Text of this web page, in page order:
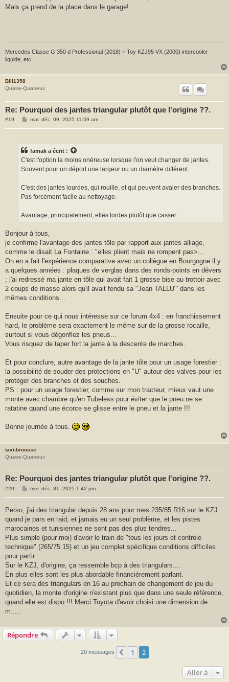
g
Mais ça prend de la place dans le garage!
Mercedes Classe G 350 d Professional (2018) + Toy KZJ95 VX (2000) intercooler
liquide, etc
Bill1358
Quatre-Quatreux
Re: Pourquoi des jantes triangular plutôt que l'origine ??.
#19
M
g
mar. déc. 09, 2025 11:59 am
famak a écrit :
C'est l'option la moins onéreuse lorsque l'on veut changer de jantes.
Souvent pour un déport une largeur ou un diamètre différent.
C'est des jantes lourdes, qui rouille, et qui peuvent avaler des branches.
Pas forcément facile au nettoyage.
Avantage, principalement, elles tordes plutôt que casser.
Bonjour à tous,
je confirme l'avantage des jantes tôle par rapport aux jantes alliage,
comme le disait La Fontaine : "elles plient mais ne rompent pas>...
On en a fait l'expérience comparative avec un collègue en Bourgogne il y
a quelques années : plaques de verglas dans des ronds-points en dévers
; j'ai redressé ma jante en tôle qui avait fait 1 grosse bise au trottoir avec
2 coups de masse alors qu'il avait fendu sa "Jean TALLU"' dans les
mêmes conditions...
Ensuite pour ce qui nous intéresse sur ce forum 4x4 : en franchissement
hard, le problème sera exactement le même sur de la grosse rocaille,
surtout si vous dégonflez les pneus...
Vous risquez de taper fort la jante à la descente de marches.
Et pour conclure, autre avantage de la jante tôle pour un usage forestier :
la possibilité de souder des protections en "U" autour des valves pour les
protéger des branches et des souches.
PS : pour un usage forestier, comme sur mon tracteur, mieux vaut une
monte avec chambre qu'en Tubeless pour éviter que le pneu ne se
ratatine quand une écorce se glisse entre le pneu et la jante !!!
Bonne journée à tous.
taxi-brousse
Quatre-Quatreux
Re: Pourquoi des jantes triangular plutôt que l'origine ??.
#20
M
s
a
g
e
mer. déc. 31, 2025 1:42 pm
Perso, j'ai des triangular depuis 28 ans pour mes 235/85 R16 sur le KZJ
quand je pars en raid, et jamais eu un seul problème, et les pistes
marocaines et tunisiennes ne sont pas des plus tendres...
Plus simple (pour moi) d'avoir le train de "tous les jours et controle
technique" (265/75 15) et un jeu complet spécifique conditions difficiles
pour partir.
Sur le KZJ, d'origine, ça ressemble bcp à des triangulars....
En plus elles sont les plus abordable financièrement parlant.
Et ce sera des triangulars en 16 au prochain de changement de jeu du
quotidien, la monte d'origine n'existant plus que dans une seule référence,
quand elle est dispo !!! Merci Toyota d'avoir choisi une dimension de
m.....
Répondre
20 messages Précédente
1 2
Aller à